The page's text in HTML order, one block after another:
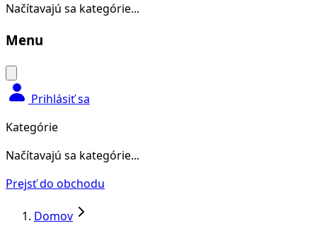
Načítavajú sa kategórie...
Menu
Prihlásiť sa
Kategórie
Načítavajú sa kategórie...
Prejsť do obchodu
Domov